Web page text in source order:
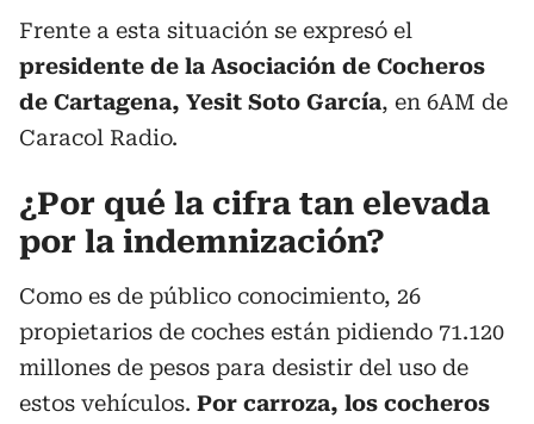
Frente a esta situación se expresó el
presidente de la Asociación de Cocheros
de Cartagena, Yesit Soto García, en 6AM de
Caracol Radio.
¿Por qué la cifra tan elevada
por la indemnización?
Como es de público conocimiento, 26
propietarios de coches están pidiendo 71.120
millones de pesos para desistir del uso de
estos vehículos. Por carroza, los cocheros